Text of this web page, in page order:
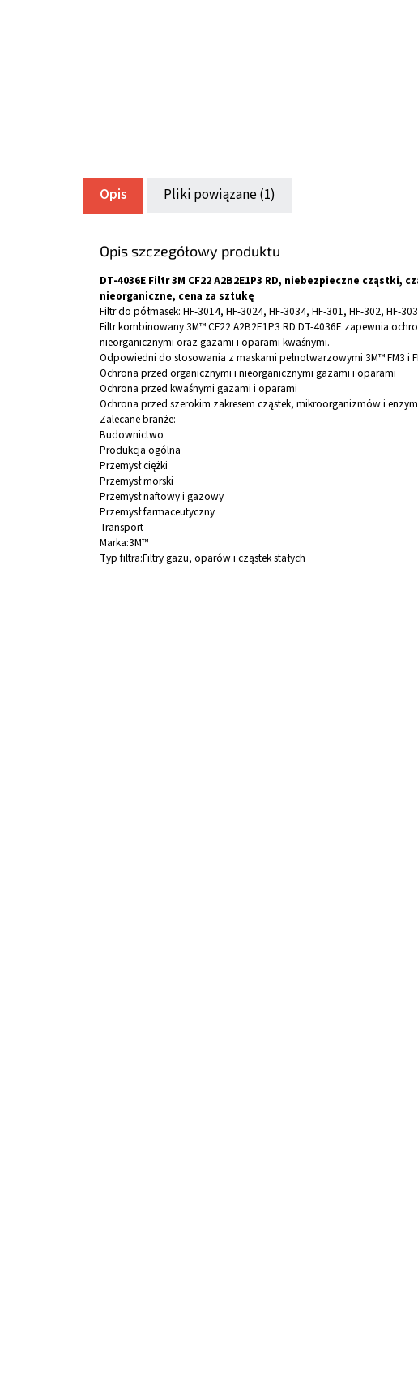
Opis Pliki powiązane (1)
Opis szczegółowy produktu
DT-4036E Filtr 3M CF22 A2B2E1P3 RD, niebezpieczne
nieorganiczne, cena za sztukę
Filtr do półmasek: HF-3014, HF-3024, HF-3034, HF-301, HF-302, HF-
Filtr kombinowany 3M™ CF22 A2B2E1P3 RD DT-4036E zapewnia
nieorganicznymi oraz gazami i oparami kwaśnymi.
Odpowiedni do stosowania z maskami pełnotwarzowymi 3M™ FM3 i
Ochrona przed organicznymi i nieorganicznymi gazami i oparami
Ochrona przed kwaśnymi gazami i oparami
Ochrona przed szerokim zakresem cząstek, mikroorganizmów i
Zalecane branże:
Budownictwo
Produkcja ogólna
Przemysł ciężki
Przemysł morski
Przemysł naftowy i gazowy
Przemysł farmaceutyczny
Transport
Marka:3M™
Typ filtra:Filtry gazu, oparów i cząstek stałych